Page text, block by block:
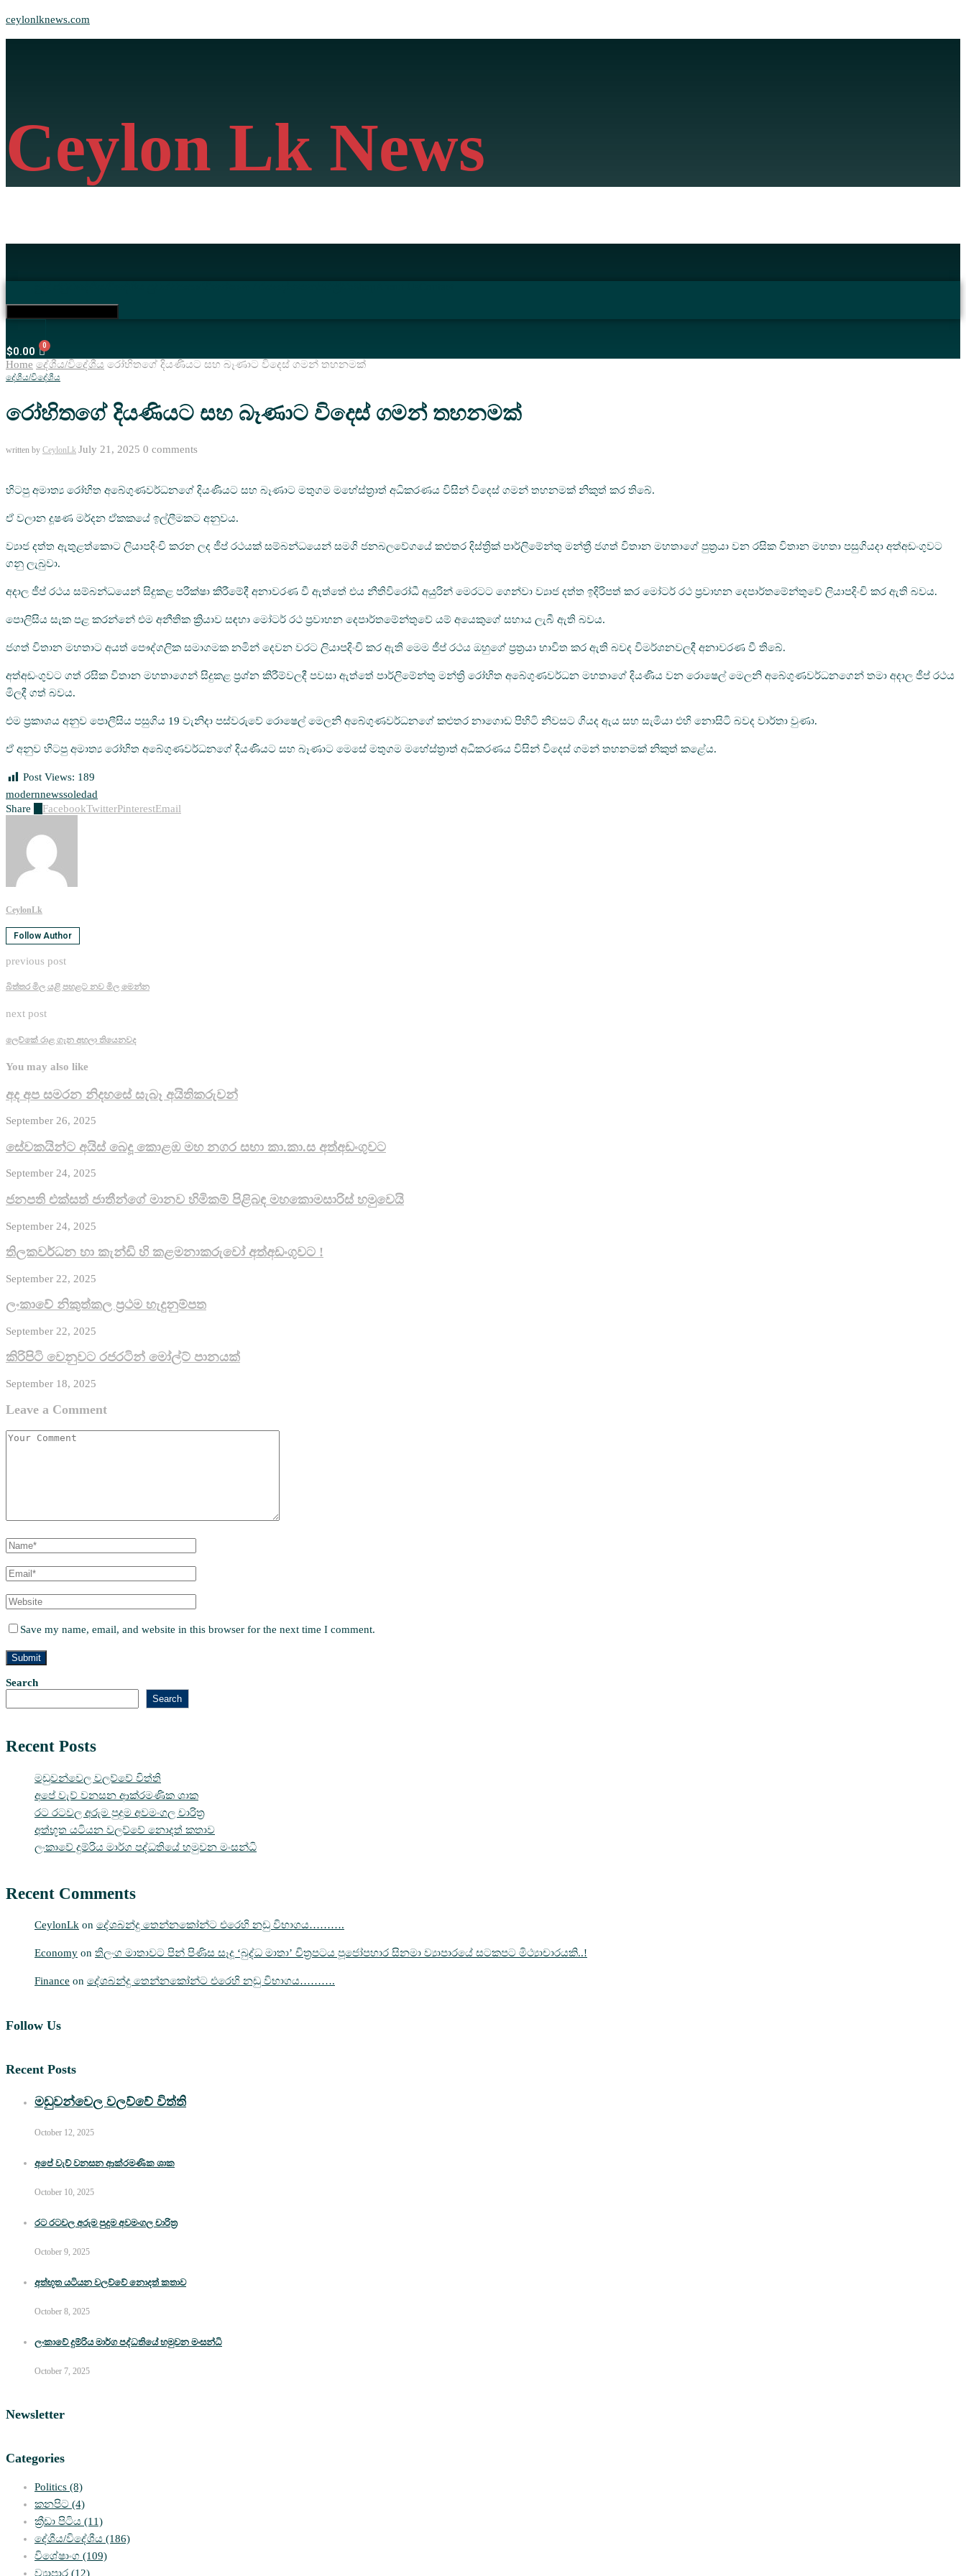
ceylonlknews.com
Ceylon Lk News
$0.00
Home දේශීය/විදේශීය රෝහිතගේ දියණියට සහ බෑණාට විදෙස් ගමන් තහනමක්
දේශීය/විදේශීය
රෝහිතගේ දියණියට සහ බෑණාට විදෙස් ගමන් තහනමක්
written by CeylonLk July 21, 2025 0 comments
හිටපු අමාත්‍ය රෝහිත අබේගුණවර්ධනගේ දියණියට සහ බෑණාට මතුගම මහේස්ත්‍රාත් අධිකරණය විසින් විදෙස් ගමන් තහනමක් නිකුත් කර තිබේ.
ඒ වලාන දූෂණ මර්දන ඒකකයේ ඉල්ලීමකට අනුවය.
ව්‍යාජ දත්ත ඇතුළත්කොට ලියාපදිංචි කරන ලද ජීප් රථයක් සම්බන්ධයෙන් සමගි ජනබලවේගයේ කළුතර දිස්ත්‍රික් පාර්ලිමේන්තු මන්ත්‍රී ජගත් විතාන මහතාගේ පුත්‍රයා වන රසික විතාන මහතා පසුගියදා අත්අඩංගුවට
ගනු ලැබුවා.
අදාල ජීප් රථය සම්බන්ධයෙන් සිදුකළ පරීක්ෂා කිරීමේදී අනාවරණ වී ඇත්තේ එය නීතිවිරෝධී අයුරින් මෙරටට ගෙන්වා ව්‍යාජ දත්ත ඉදිරිපත් කර මෝටර් රථ ප්‍රවාහන දෙපාර්තමේන්තුවේ ලියාපදිංචි කර ඇති බවය.
පොලිසිය සැක පළ කරන්නේ එම අනීතික ක්‍රියාව සඳහා මෝටර් රථ ප්‍රවාහන දෙපාර්තමේන්තුවේ යම් අයෙකුගේ සහාය ලැබී ඇති බවය.
ජගත් විතාන මහතාට අයත් පෞද්ගලික සමාගමක නමින් දෙවන වරට ලියාපදිංචි කර ඇති මෙම ජීප් රථය ඔහුගේ ප්‍රත්‍රයා භාවිත කර ඇති බවද විමර්ශනවලදී අනාවරණ වී තිබේ.
අත්අඩංගුවට ගත් රසික විතාන මහතාගෙන් සිදුකළ ප්‍රශ්න කිරීම්වලදී පවසා ඇත්තේ පාර්ලිමේන්තු මන්ත්‍රි රෝහිත අබේගුණවර්ධන මහතාගේ දියණිය වන රොෂෙල් මෙලනි අබේගුණවර්ධනගෙන් තමා අදාල ජීප් රථය
මිලදී ගත් බවය.
එම ප්‍රකාශය අනුව පොලීසිය පසුගිය 19 වැනිදා පස්වරුවේ රොෂෙල් මෙලනි අබේගුණවර්ධනගේ කළුතර නාගොඩ පිහිටි නිවසට ගියද ඇය සහ සැමියා එහි නොසිටි බවද වාර්තා වුණා.
ඒ අනුව හිටපු අමාත්‍ය රෝහිත අබේගුණවර්ධනගේ දියණියට සහ බෑණාට මෙසේ මතුගම මහේස්ත්‍රාත් අධිකරණය විසින් විදෙස් ගමන් තහනමක් නිකුත් කළේය.
Post Views: 189
modernnewssoledad
Share
FacebookTwitterPinterestEmail
CeylonLk
Follow Author
previous post
බිත්තර මිල යළි පහළට නව මිල මෙන්න
next post
ලෙව්කේ රාළ ගැන අහලා තියෙනවද
You may also like
අද අප සමරන නිදහසේ සැබෑ අයිතිකරුවන්
September 26, 2025
සේවකයින්ට අයිස් බෙදූ කොළඹ මහ නගර සභා කා.කා.ස අත්අඩංගුවට
September 24, 2025
ජනපති එක්සත් ජාතීන්ගේ මානව හිමිකම් පිළිබඳ මහකොමසාරිස් හමුවෙයි
September 24, 2025
තිලකවර්ධන හා කැන්ඩි හි කළමනාකරුවෝ අත්අඩංගුවට !
September 22, 2025
ලංකාවේ නිකුත්කල ප්‍රථම හැදුනුම්පත
September 22, 2025
කිරි­පිටි වෙනු­වට රජ­ර­ටින් මෝල්ට් පානයක්
September 18, 2025
Leave a Comment
Save my name, email, and website in this browser for the next time I comment.
Search
Search
Recent Posts
මඩුවන්වෙල වලව්වේ විත්ති
අපේ වැව් වනසන ආක්රමණික ශාක
රට රටවල අරුම පුදුම අවමංගල චාරිත්‍ර
අත්භූත යටියන වලව්වේ නොදත් කතාව
ලංකාවේ දුම්රිය මාර්ග පද්ධතියේ හමුවන මංසන්ධි
Recent Comments
CeylonLk on දේශබන්දු තෙන්නකෝන්ට එරෙහි නඩු විභාගය……….
Economy on තිලංග මාතාවට පින් පිණිස සෑදූ ‘බුද්ධ මාතා’ චිත්‍රපටය පූජෝපහාර සිනමා ව්‍යාපාරයේ සටකපට මිථ්‍යාචාරයකි..!
Finance on දේශබන්දු තෙන්නකෝන්ට එරෙහි නඩු විභාගය……….
Follow Us
Recent Posts
මඩුවන්වෙල වලව්වේ විත්ති
October 12, 2025
අපේ වැව් වනසන ආක්රමණික ශාක
October 10, 2025
රට රටවල අරුම පුදුම අවමංගල චාරිත්‍ර
October 9, 2025
අත්භූත යටියන වලව්වේ නොදත් කතාව
October 8, 2025
ලංකාවේ දුම්රිය මාර්ග පද්ධතියේ හමුවන මංසන්ධි
October 7, 2025
Newsletter
Categories
Politics (8)
කනපිට (4)
ක්‍රීඩා පිටිය (11)
දේශීය/විදේශීය (186)
විශේෂාංග (109)
ව්‍යාපාර (12)